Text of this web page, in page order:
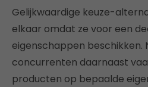
Gelijkwaardige keuze-
elkaar omdat ze voor een
eigenschappen beschikken.
concurrenten daarnaast
producten op bepaalde